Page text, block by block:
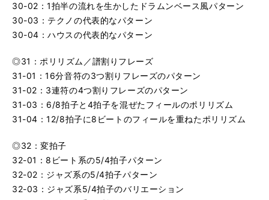
30-02：1拍半の流れを生かしたドラムンベース風パターン
30-03：テクノの代表的なパターン
30-04：ハウスの代表的なパターン
◎31：ポリリズム／譜割りフレーズ
31-01：16分音符の3つ割りフレーズのパターン
31-02：3連符の4つ割りフレーズのパターン
31-03：6/8拍子と4拍子を混ぜたフィールのポリリズム
31-04：12/8拍子に8ビートのフィールを重ねたポリリズム
◎32：変拍子
32-01：8ビート系の5/4拍子パターン
32-02：ジャズ系の5/4拍子パターン
32-03：ジャズ系5/4拍子のバリエーション